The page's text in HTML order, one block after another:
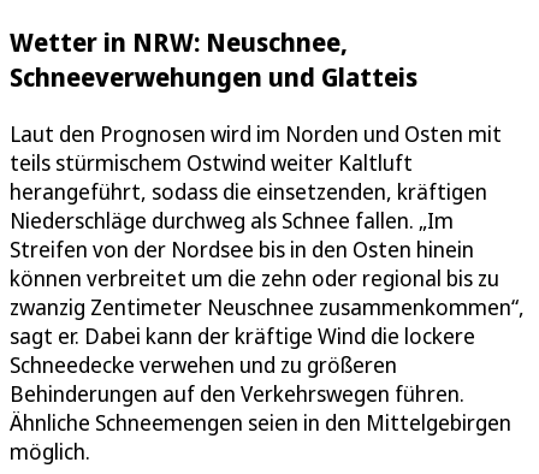
Wetter in NRW: Neuschnee,
Schneeverwehungen und Glatteis
Laut den Prognosen wird im Norden und Osten mit
teils stürmischem Ostwind weiter Kaltluft
herangeführt, sodass die einsetzenden, kräftigen
Niederschläge durchweg als Schnee fallen. „Im
Streifen von der Nordsee bis in den Osten hinein
können verbreitet um die zehn oder regional bis zu
zwanzig Zentimeter Neuschnee zusammenkommen“,
sagt er. Dabei kann der kräftige Wind die lockere
Schneedecke verwehen und zu größeren
Behinderungen auf den Verkehrswegen führen.
Ähnliche Schneemengen seien in den Mittelgebirgen
möglich.